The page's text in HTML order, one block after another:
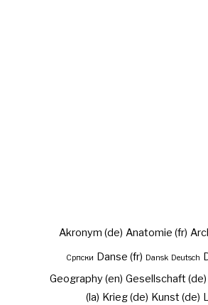
Akronym (de) Anatomie (fr)
Cрпски Danse (fr) Dansk Deutsch
Geography (en) Gesellschaft (de)
(la) Krieg (de) Kunst (de)